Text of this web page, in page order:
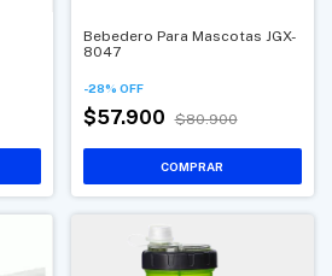
Bebedero Para Mascotas JGX-
8047
-28% OFF
$57.900 $80.900